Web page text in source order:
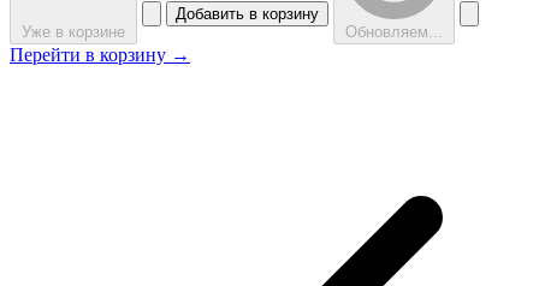
Уже в корзине
Добавить в корзину
Обновляем...
Перейти в корзину →